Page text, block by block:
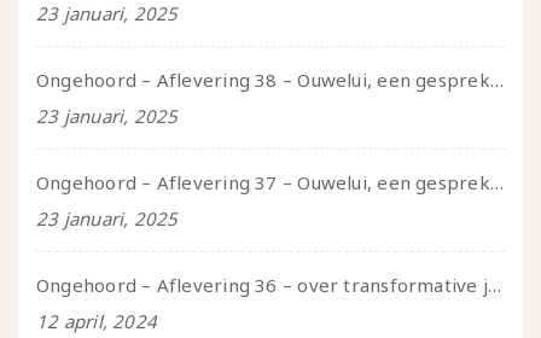
23 januari, 2025
Ongehoord – Aflevering 38 – Ouwelui, een gesprek met vreer over behoefte aan geborgenheid en het behouden van je idealen
23 januari, 2025
Ongehoord – Aflevering 37 – Ouwelui, een gesprek met non over seksualiteit, transitie en ageism
23 januari, 2025
Ongehoord – Aflevering 36 – over transformative justice – in gesprek met Ella en carson
12 april, 2024